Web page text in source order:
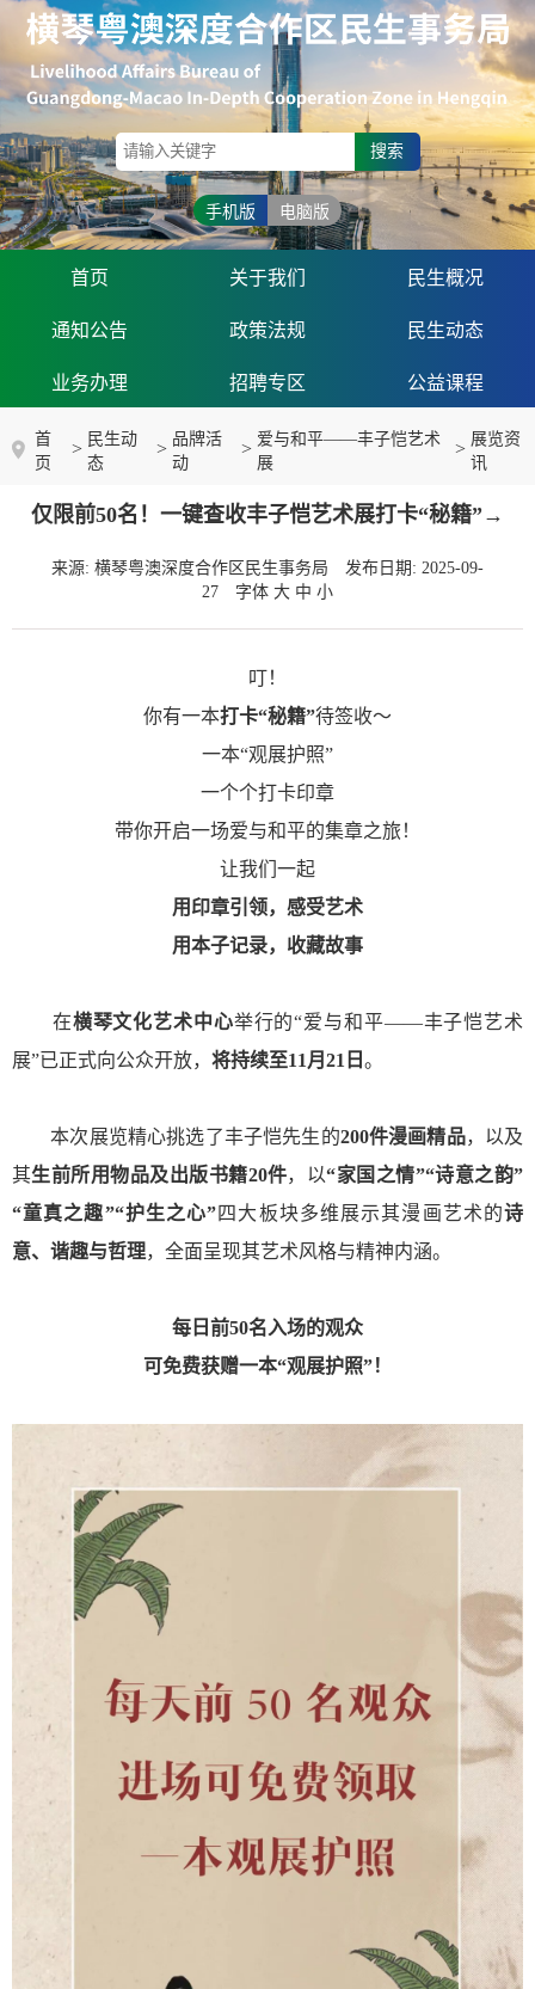
搜索
手机版 电脑版
首页 关于我们 民生概况
通知公告 政策法规 民生动态
业务办理 招聘专区 公益课程
首
页
> 民生动
态
> 品牌活
动
> 爱与和平——丰子恺艺术
展
> 展览资
讯
仅限前50名！一键查收丰子恺艺术展打卡“秘籍”→
来源: 横琴粤澳深度合作区民生事务局
发布日期: 2025-09-
27
字体 大 中 小
叮！
你有一本打卡“秘籍”待签收～
一本“观展护照”
一个个打卡印章
带你开启一场爱与和平的集章之旅！
让我们一起
用印章引领，感受艺术
用本子记录，收藏故事
在横琴文化艺术中心举行的“爱与和平——丰子恺艺术
展”已正式向公众开放， 将持续至11月21日 。
本次展览精心挑选了丰子恺先生的200件漫画精品，以及
其生前所用物品及出版书籍20件，以“家国之情”“诗意之韵”
“童真之趣”“护生之心”四大板块多维展示其漫画艺术的诗
意、谐趣与哲理，全面呈现其艺术风格与精神内涵。
每日前50名入场的观众
可免费获赠一本“观展护照”！